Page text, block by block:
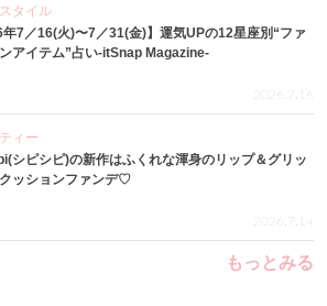
タイル
年7／16(火)〜7／31(金)】運気UPの12星座別“ファ
アイテム”占い-itSnap Magazine-
2026.7.16
ィー
シピシピ)の新作はふくれな渾身のリップ＆グリッ
ッションファンデ♡
2026.7.14
もっとみる